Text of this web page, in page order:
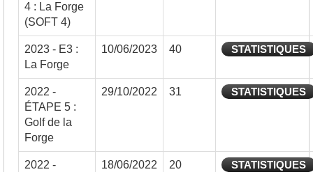
4 : La Forge
(SOFT 4)
2023 - E3 :
La Forge
10/06/2023 40 STATISTIQUES
2022 -
ÉTAPE 5 :
Golf de la
Forge
29/10/2022 31 STATISTIQUES
2022 -
18/06/2022 20 STATISTIQUES